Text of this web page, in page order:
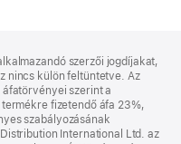
szerzői jogdíjakat,
nincs külön feltüntetve. Az
szerint a
fizetendő áfa 23%,
szabályozásának
International Ltd. az